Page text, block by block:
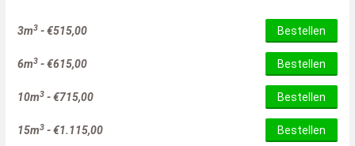
3m3 -€515,00 Bestellen
6m3 -€615,00 Bestellen
10m3 -€715,00 Bestellen
15m3 -€1.115,00 Bestellen